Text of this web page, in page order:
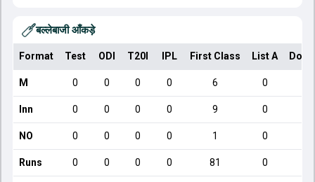
बल्लेबाजी आँकड़े
Format Test ODI T20I IPL First Class List A
M 0 0 0 0 6 0
Inn 0 0 0 0 9 0
NO 0 0 0 0 1 0
Runs 0 0 0 0 81 0